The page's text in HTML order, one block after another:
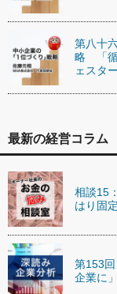
第八十
略 「循
ェスタ
最新の経営コラム
相談15
はり固
第153
企業に